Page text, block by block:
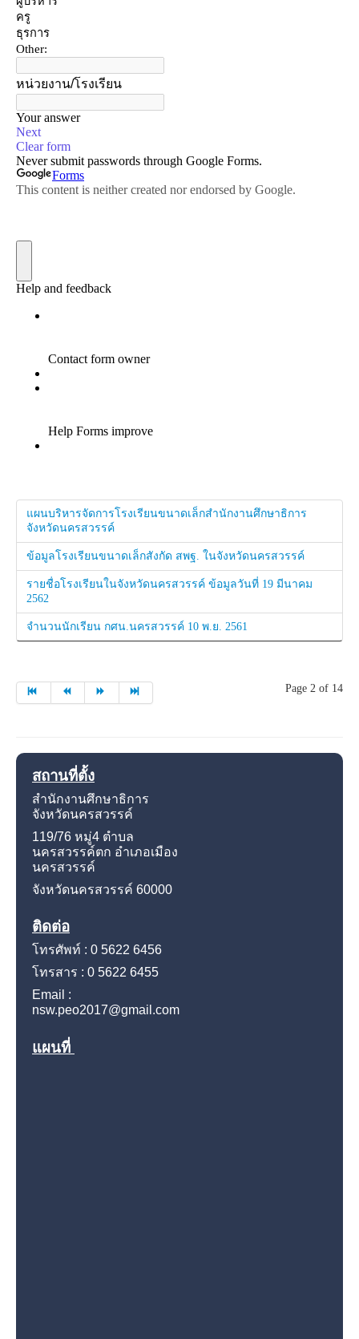
แผนบริหารจัดการโรงเรียนขนาดเล็กสำนักงานศึกษาธิการ
จังหวัดนครสวรรค์
ข้อมูลโรงเรียนขนาดเล็กสังกัด สพฐ. ในจังหวัดนครสวรรค์
รายชื่อโรงเรียนในจังหวัดนครสวรรค์ ข้อมูลวันที่ 19 มีนาคม
2562
จำนวนนักเรียน กศน.นครสวรรค์ 10 พ.ย. 2561
Page 2 of 14
สถานที่ตั้ง
สำนักงานศึกษาธิการ
จังหวัดนครสวรรค์
119/76 หมู่4 ตำบล
นครสวรรค์ตก อำเภอเมือง
นครสวรรค์
จังหวัดนครสวรรค์ 60000
ติดต่อ
โทรศัพท์ : 0 5622 6456
โทรสาร : 0 5622 6455
Email :
nsw.peo2017@gmail.com
แผนที่